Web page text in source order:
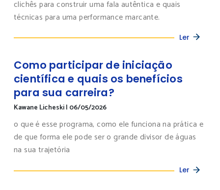
clichês para construir uma fala autêntica e quais
técnicas para uma performance marcante.
Ler
Como participar de iniciação
científica e quais os benefícios
para sua carreira?
Kawane Licheski| 06/05/2026
o que é esse programa, como ele funciona na prática e
de que forma ele pode ser o grande divisor de águas
na sua trajetória
Ler